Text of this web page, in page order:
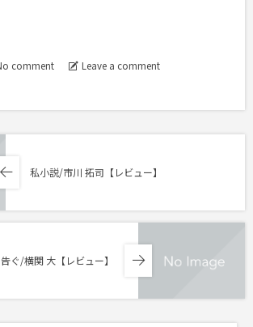
comment Leave a comment
私小説/市川 拓司【レビュー】
ぐ/横関 大【レビュー】